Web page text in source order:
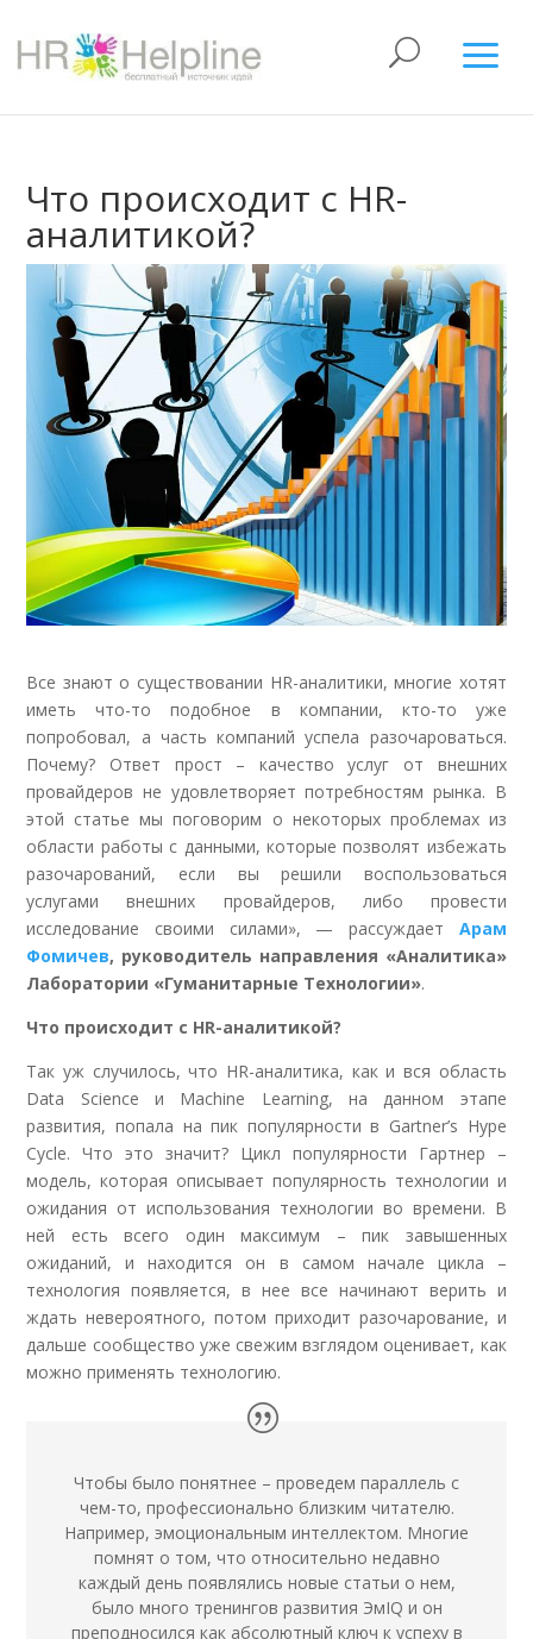
Что происходит с HR-
аналитикой?
Все знают о существовании HR-аналитики, многие хотят
иметь что-то подобное в компании, кто-то уже
попробовал, а часть компаний успела разочароваться.
Почему? Ответ прост – качество услуг от внешних
провайдеров не удовлетворяет потребностям рынка. В
этой статье мы поговорим о некоторых проблемах из
области работы с данными, которые позволят избежать
разочарований, если вы решили воспользоваться
услугами внешних провайдеров, либо провести
исследование своими силами», — рассуждает Арам
Фомичев, руководитель направления «Аналитика»
Лаборатории «Гуманитарные Технологии».
Что происходит с HR-аналитикой?
Так уж случилось, что HR-аналитика, как и вся область
Data Science и Machine Learning, на данном этапе
развития, попала на пик популярности в Gartner’s Hype
Cycle. Что это значит? Цикл популярности Гартнер –
модель, которая описывает популярность технологии и
ожидания от использования технологии во времени. В
ней есть всего один максимум – пик завышенных
ожиданий, и находится он в самом начале цикла –
технология появляется, в нее все начинают верить и
ждать невероятного, потом приходит разочарование, и
дальше сообщество уже свежим взглядом оценивает, как
можно применять технологию.
Чтобы было понятнее – проведем параллель с
чем-то, профессионально близким читателю.
Например, эмоциональным интеллектом. Многие
помнят о том, что относительно недавно
каждый день появлялись новые статьи о нем,
было много тренингов развития ЭмIQ и он
преподносился как абсолютный ключ к успеху в